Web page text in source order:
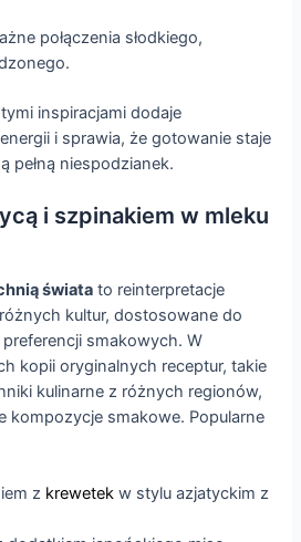
połączenia słodkiego,
inspiracjami dodaje
i sprawia, że gotowanie staje
pełną niespodzianek.
i szpinakiem w mleku
świata to reinterpretacje
kultur, dostosowane do
smakowych. W
kopii oryginalnych receptur, takie
kulinarne z różnych regionów,
kompozycje smakowe. Popularne
z krewetek w stylu azjatyckim z